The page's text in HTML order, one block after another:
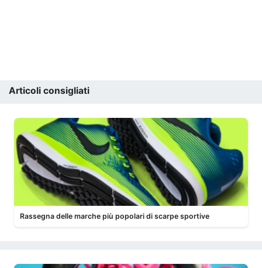
Articoli consigliati
Rassegna delle marche più popolari di scarpe sportive